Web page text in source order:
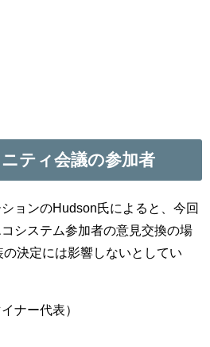
ティ会議の参加者
ョンのHudson氏によると、今回
システム参加者の意見交換の場
決定には影響しないとしてい
ナー代表）